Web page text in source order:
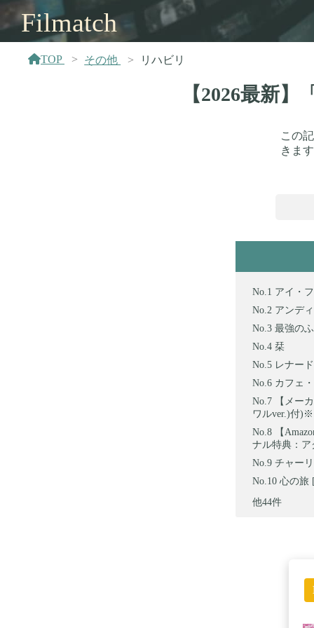
Filmatch
TOP その他 リハビリ
【2026最新
この
きま
アイ・
アンデ
最強の
栞
レナー
カフェ
【メー
ワルver.)付
【
ナル特典：
チャー
心の旅
他44件